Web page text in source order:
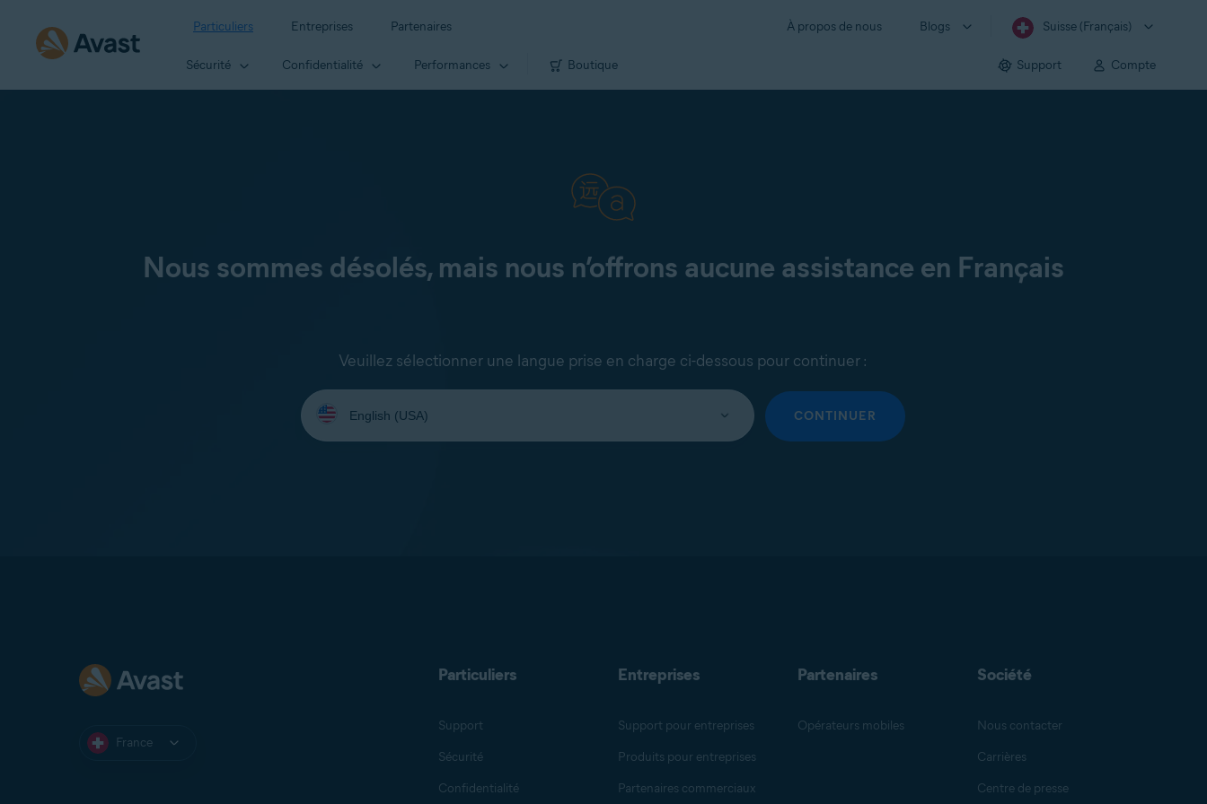
Particuliers Entreprises Partenaires À propos de nous Blogs Suisse (Français)
Sécurité Confidentialité Performances Boutique Support Compte
Nous sommes désolés, mais nous n’offrons aucune assistance en Français
Veuillez sélectionner une langue prise en charge ci-dessous pour continuer :
Sélectionnez
une
langue:
CONTINUER
France
Particuliers
Support
Sécurité
Confidentialité
Entreprises
Support pour entreprises
Produits pour entreprises
Partenaires commerciaux
Partenaires
Opérateurs mobiles
Société
Nous contacter
Carrières
Centre de presse